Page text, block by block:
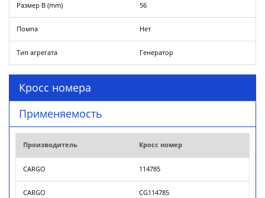
Размер B (mm) 56
Помпа Нет
Тип агрегата Генератор
Кросс номера
Применяемость
Производитель Кросс номер
CARGO 114785
CARGO CG114785